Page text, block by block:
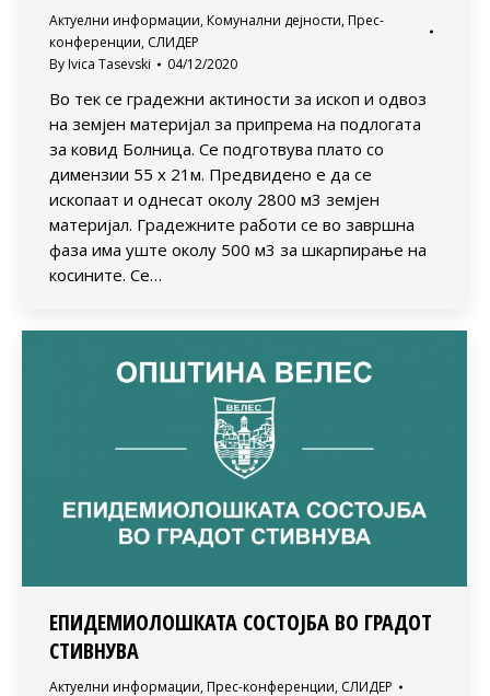
Актуелни информации, Комунални дејности, Прес-
конференции, СЛИДЕР
By Ivica Tasevski 04/12/2020
Во тек се градежни актиности за ископ и одвоз
на земјен материјал за припрема на подлогата
за ковид Болница. Се подготвува плато со
димензии 55 х 21м. Предвидено е да се
ископаат и однесат околу 2800 м3 земјен
материјал. Градежните работи се во завршна
фаза има уште околу 500 м3 за шкарпирање на
косините. Се…
ЕПИДЕМИОЛОШКАТА СОСТОЈБА ВО ГРАДОТ
СТИВНУВА
Актуелни информации, Прес-конференции, СЛИДЕР